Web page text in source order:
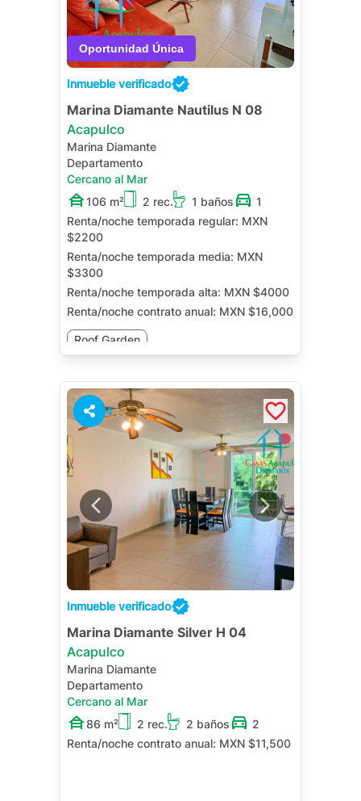
Inmueble verificado
Marina Diamante Nautilus N 08
Acapulco
Marina Diamante
Departamento
Cercano al Mar
106 m²
2 rec. 1 baños
1
Renta/noche temporada regular: MXN
$2200
Renta/noche temporada media: MXN
$3300
Renta/noche temporada alta: MXN $4000
Renta/noche contrato anual: MXN $16,000
Roof Garden
4
Inmueble verificado
Marina Diamante Silver H 04
Acapulco
Marina Diamante
Departamento
Cercano al Mar
86 m²
2 rec. 2 baños
2
Renta/noche contrato anual: MXN $11,500